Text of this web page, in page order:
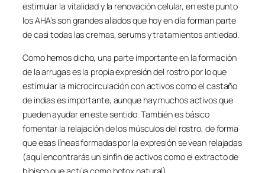
estimular la vitalidad y la renovación celular, en este punto
los AHA’s son grandes aliados que hoy en día forman parte
de casi todas las cremas, serums y tratamientos antiedad.
Como hemos dicho, una parte importante en la formación
de la arrugas es la propia expresión del rostro por lo que
estimular la microcirculación con activos como el castaño
de indias es importante, aunque hay muchos activos que
pueden ayudar en este sentido. También es básico
fomentar la relajación de los músculos del rostro, de forma
que esas líneas formadas por la expresión se vean relajadas
(aquí encontrarás un sinfín de activos como el extracto de